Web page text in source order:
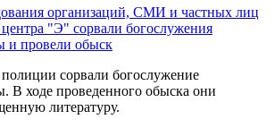
организаций, СМИ и частных лиц
"Э" сорвали богослужения
и провели обыск
сорвали богослужение
В ходе проведенного обыска они
литературу.